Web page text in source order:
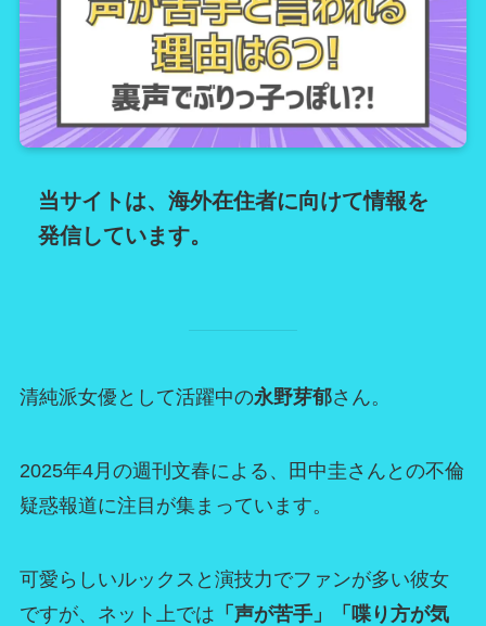
当サイトは、海外在住者に向けて情報を
発信しています。
清純派女優として活躍中の永野芽郁さん。
2025年4月の週刊文春による、田中圭さんとの不倫
疑惑報道に注目が集まっています。
可愛らしいルックスと演技力でファンが多い彼女
ですが、ネット上では 「声が苦手」「喋り方が気